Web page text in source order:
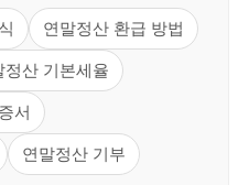
연말정산 환급 방법
정산 기본세율
서
연말정산 기부